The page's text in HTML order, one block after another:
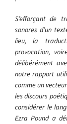
S’efforçant de
sonores d’un
lieu, la
provocation,
délibérément
notre rapport
comme un
les discours
considérer le
Ezra Pound a